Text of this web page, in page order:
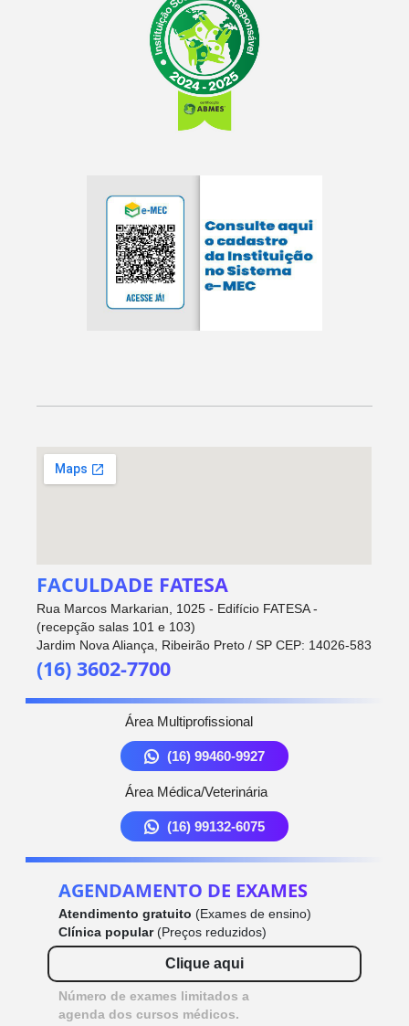
FACULDADE FATESA
Rua Marcos Markarian, 1025 - Edifício FATESA -
(recepção salas 101 e 103)
Jardim Nova Aliança, Ribeirão Preto / SP CEP: 14026-583
(16) 3602-7700
Área Multiprofissional
(16) 99460-9927
Área Médica/Veterinária
(16) 99132-6075
AGENDAMENTO DE EXAMES
Atendimento gratuito (Exames de ensino)
Clínica popular(Preços reduzidos)
Clique aqui
Número de exames limitados a
agenda dos cursos médicos.